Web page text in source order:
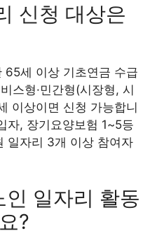
신청 대상은
65세 이상 기초연금 수급
스형·민간형(시장형, 시
이상이면 신청 가능합니
자, 장기요양보험 1~5등
일자리 3개 이상 참여자
일자리 활동
?